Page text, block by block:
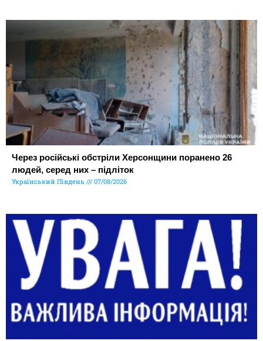
Через російські обстріли Херсонщини поранено 26
людей, серед них – підліток
Український Південь 07/08/2026